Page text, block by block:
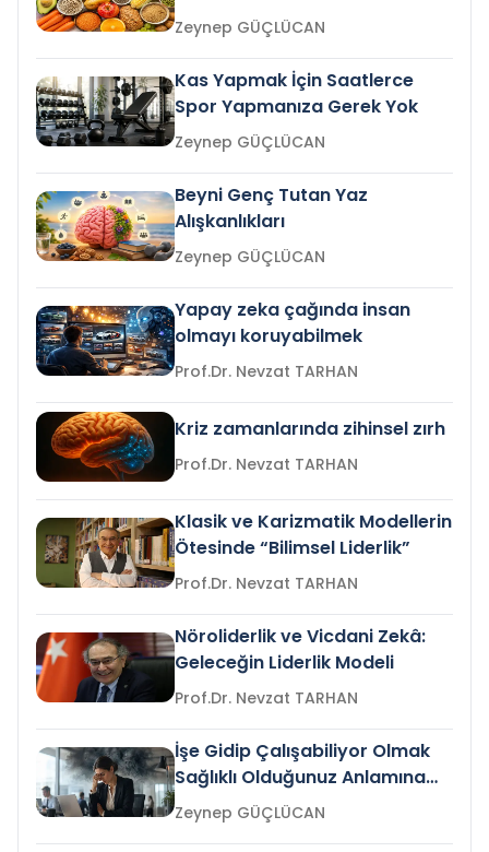
Zeynep GÜÇLÜCAN
Kas Yapmak İçin Saatlerce
Spor Yapmanıza Gerek Yok
Zeynep GÜÇLÜCAN
Beyni Genç Tutan Yaz
Alışkanlıkları
Zeynep GÜÇLÜCAN
Yapay zeka çağında insan
olmayı koruyabilmek
Prof.Dr. Nevzat TARHAN
Kriz zamanlarında zihinsel zırh
Prof.Dr. Nevzat TARHAN
Klasik ve Karizmatik Modellerin
Ötesinde “Bilimsel Liderlik”
Prof.Dr. Nevzat TARHAN
Nöroliderlik ve Vicdani Zekâ:
Geleceğin Liderlik Modeli
Prof.Dr. Nevzat TARHAN
İşe Gidip Çalışabiliyor Olmak
Sağlıklı Olduğunuz Anlamına
Gelir mi?Zeynep GÜÇLÜCAN